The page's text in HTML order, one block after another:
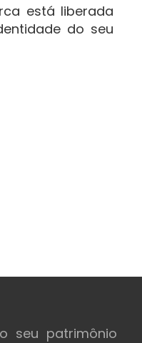
está liberada
do seu
seu patrimônio